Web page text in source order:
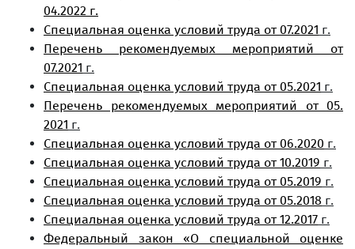
04.2022 г.
Специальная оценка условий труда от 07.2021 г.
Перечень рекомендуемых мероприятий от
07.2021 г.
Специальная оценка условий труда от 05.2021 г.
Перечень рекомендуемых мероприятий от 05.
2021 г.
Специальная оценка условий труда от 06.2020 г.
Специальная оценка условий труда от 10.2019 г.
Специальная оценка условий труда от 05.2019 г.
Специальная оценка условий труда от 05.2018 г.
Специальная оценка условий труда от 12.2017 г.
Федеральный закон «О специальной оценке